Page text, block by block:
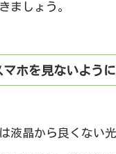
ましょう。
ホを見ないよう
液晶から良くない